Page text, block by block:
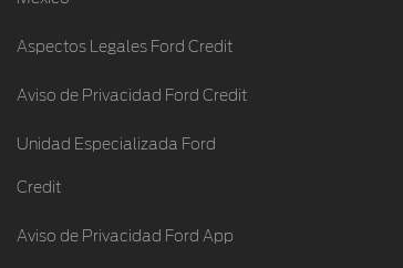
Aspectos Legales Ford Credit
Aviso de Privacidad Ford Credit
Unidad Especializada Ford
Credit
Aviso de Privacidad Ford App